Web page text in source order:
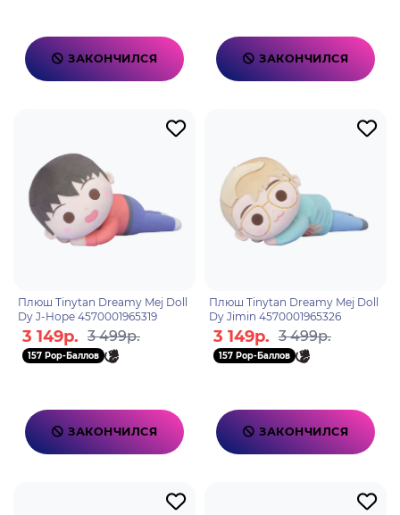
ЗАКОНЧИЛСЯ ЗАКОНЧИЛСЯ
Плюш Tinytan Dreamy Mej Doll
Dy J-Hope 4570001965319
3 149р. 3 499р.
157 Pop-Баллов
ЗАКОНЧИЛСЯ
Плюш Tinytan Dreamy Mej Doll
Dy Jimin 4570001965326
3 149р. 3 499р.
157 Pop-Баллов
ЗАКОНЧИЛСЯ